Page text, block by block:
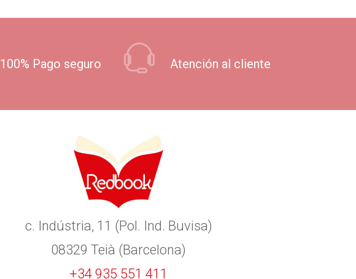
100% Pago seguro Atención al cliente
c. Indústria, 11 (Pol. Ind. Buvisa)
08329 Teià (Barcelona)
+34 935 551 411